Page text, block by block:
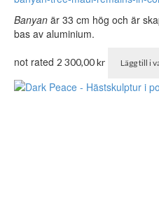
Banyan är 33 cm hög och är
bas av aluminium.
not rated 2 300,00kr Lägg till i